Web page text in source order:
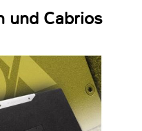
und Cabrios